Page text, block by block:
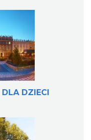
DLA DZIECI